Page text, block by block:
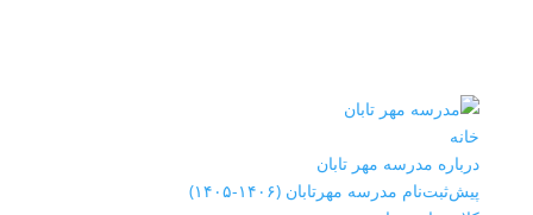
خانه
درباره مدرسه مهر تابان
پیش‌ثبت‌نام مدرسه مهرتابان (۱۴۰۶-۱۴۰۵)